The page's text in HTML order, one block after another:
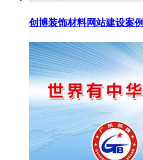
创博装饰材料网站建设案例